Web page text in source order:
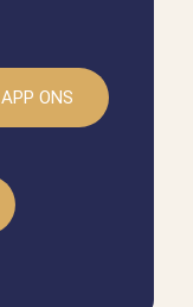
APP ONS